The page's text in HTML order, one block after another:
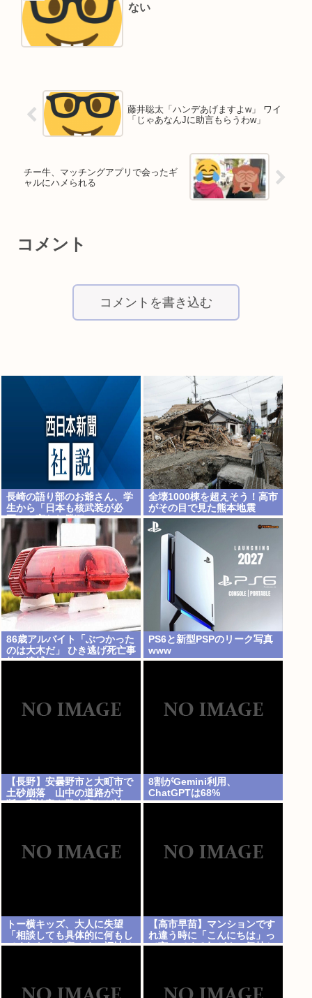
ない
藤井聡太「ハンデあげますよw」 ワイ
「じゃあなんJに助言もらうわw」
チー牛、マッチングアプリで会ったギ
ャルにハメられる
コメント
コメントを書き込む
長崎の語り部のお爺さん、学
生から「日本も核武装が必
要」と言われ発狂
全壊1000棟を超えそう！高市
がその目で見た熊本地震
86歳アルバイト「ぶつかった
のは大木だ」 ひき逃げ死亡事
故で逮捕
PS6と新型PSPのリーク写真
www
【長野】安曇野市と大町市で
土砂崩落 山中の道路が寸
断 宿泊客や登山客など計
8割がGemini利用、
ChatGPTは68%
トー横キッズ、大人に失望
「相談しても具体的に何もし
てくれなくて傷つく。福祉は
【高市早苗】マンションです
れ違う時に「こんにちは」っ
て言ってくる奴がクソ気持ち